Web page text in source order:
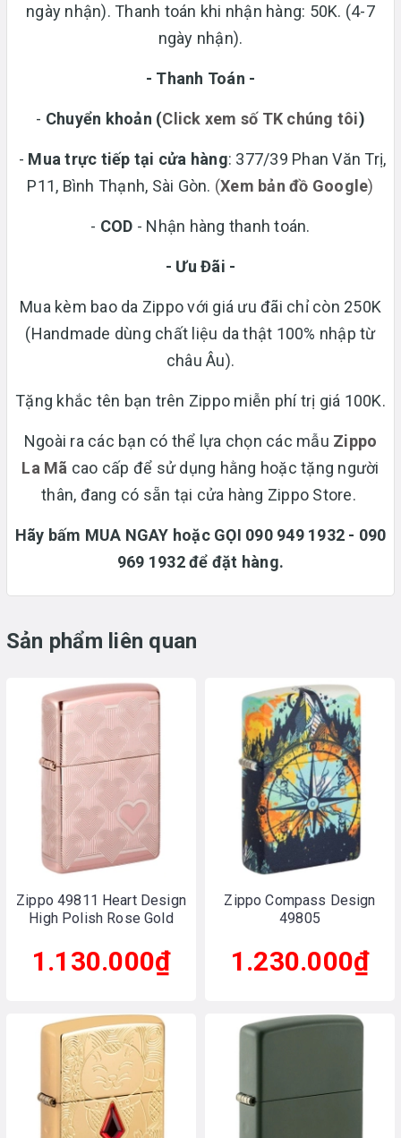
ngày nhận). Thanh toán khi nhận hàng: 50K. (4-7
ngày nhận).
- Thanh Toán -
- Chuyển khoản (Click xem số TK chúng tôi)
- Mua trực tiếp tại cửa hàng: 377/39 Phan Văn Trị,
P11, Bình Thạnh, Sài Gòn. (Xem bản đồ Google)
- COD - Nhận hàng thanh toán.
- Ưu Đãi -
Mua kèm bao da Zippo với giá ưu đãi chỉ còn 250K
(Handmade dùng chất liệu da thật 100% nhập từ
châu Âu).
Tặng khắc tên bạn trên Zippo miễn phí trị giá 100K.
Ngoài ra các bạn có thể lựa chọn các mẫu Zippo
La Mã cao cấp để sử dụng hằng hoặc tặng người
thân, đang có sẵn tại cửa hàng Zippo Store.
Hãy bấm MUA NGAY hoặc GỌI 090 949 1932 - 090
969 1932 để đặt hàng.
Sản phẩm liên quan
Zippo 49811 Heart Design
High Polish Rose Gold
1.130.000₫
Zippo Compass Design
49805
1.230.000₫